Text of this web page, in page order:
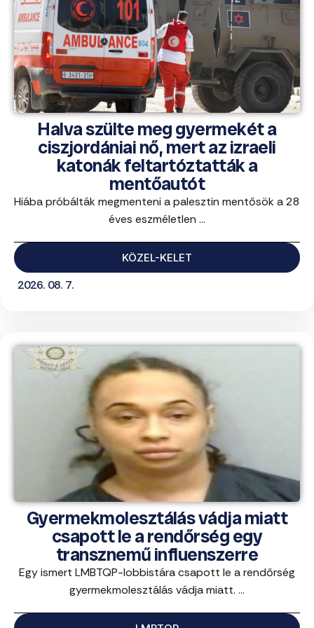
Halva szülte meg gyermekét a
ciszjordániai nő, mert az izraeli
katonák feltartóztatták a
mentőautót
Hiába próbálták megmenteni a palesztin mentősök a 28
éves eszméletlen ...
KÖZEL-KELET
2026. 08. 7.
Gyermekmolesztálás vádja miatt
csapott le a rendőrség egy
transznemű influenszerre
Egy ismert LMBTQP-lobbistára csapott le a rendőrség
gyermekmolesztálás vádja miatt. ...